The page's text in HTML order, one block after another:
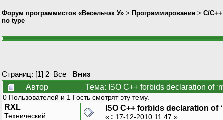
Форум программистов «Весельчак У» > Программирование > C/C++
no type
Страниц: [1] 2 Все
Вниз
Автор
Тема: ISO C++ forbids declaration of
0 Пользователей и 1 Гость смотрят эту тему.
RXL
Технический
ISO C++ forbids declaration of
« : 17-12-2010 11:47 »